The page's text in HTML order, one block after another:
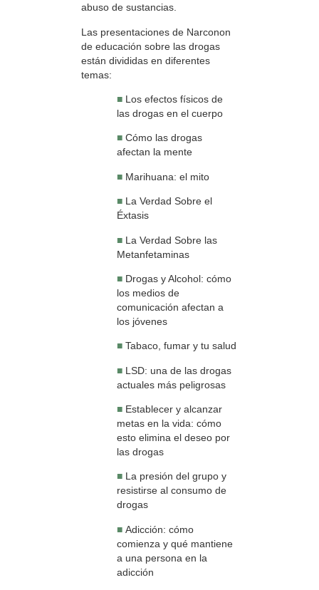
abuso de sustancias.
Las presentaciones de Narconon
de educación sobre las drogas
están divididas en diferentes
temas:
■ Los efectos físicos de
las drogas en el cuerpo
■ Cómo las drogas
afectan la mente
■ Marihuana: el mito
■ La Verdad Sobre el
Éxtasis
■ La Verdad Sobre las
Metanfetaminas
■ Drogas y Alcohol: cómo
los medios de
comunicación afectan a
los jóvenes
■ Tabaco, fumar y tu salud
■ LSD: una de las drogas
actuales más peligrosas
■ Establecer y alcanzar
metas en la vida: cómo
esto elimina el deseo por
las drogas
■ La presión del grupo y
resistirse al consumo de
drogas
■ Adicción: cómo
comienza y qué mantiene
a una persona en la
adicción